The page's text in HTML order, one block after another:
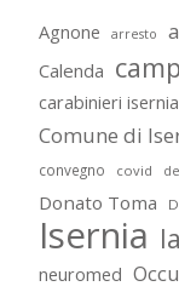
Agnone arresto
Calenda
carabinieri isernia
Comune di
convegno covid
Donato Toma
Isernia
neuromed